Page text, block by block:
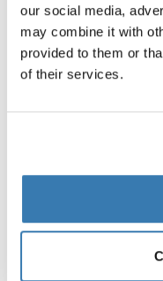
our social media,
may combine it with
provided to them or
of their services.
Příslušenství